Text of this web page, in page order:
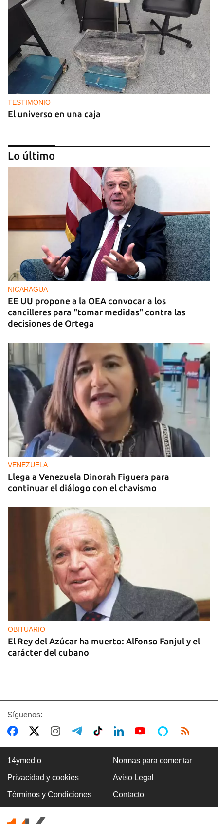
TESTIMONIO
El universo en una caja
El Movimiento Sin Tierra de Brasil dona siete
toneladas de medicamentos a Cuba
Lo último
NICARAGUA
EE UU propone a la OEA convocar a los
cancilleres para "tomar medidas" contra las
decisiones de Ortega
VENEZUELA
Llega a Venezuela Dinorah Figuera para
continuar el diálogo con el chavismo
OBITUARIO
El Rey del Azúcar ha muerto: Alfonso Fanjul y el
carácter del cubano
MIGRACIÓN
Desalojan en Uruguay a cubanos que pagaron
hasta 746 dólares a unos falsos propietarios
Síguenos:
14ymedio Normas para comentar
Privacidad y cookies Aviso Legal
Términos y Condiciones Contacto